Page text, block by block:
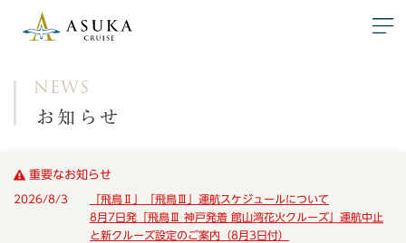
NEWS
お知らせ
重要なお知らせ
2026/8/3 「飛鳥Ⅱ」「飛鳥Ⅲ」運航スケジュールについて
8月7日発「飛鳥Ⅲ 神戸発着 館山湾花火クルーズ」運航中止
と新クルーズ設定のご案内（8月3日付）